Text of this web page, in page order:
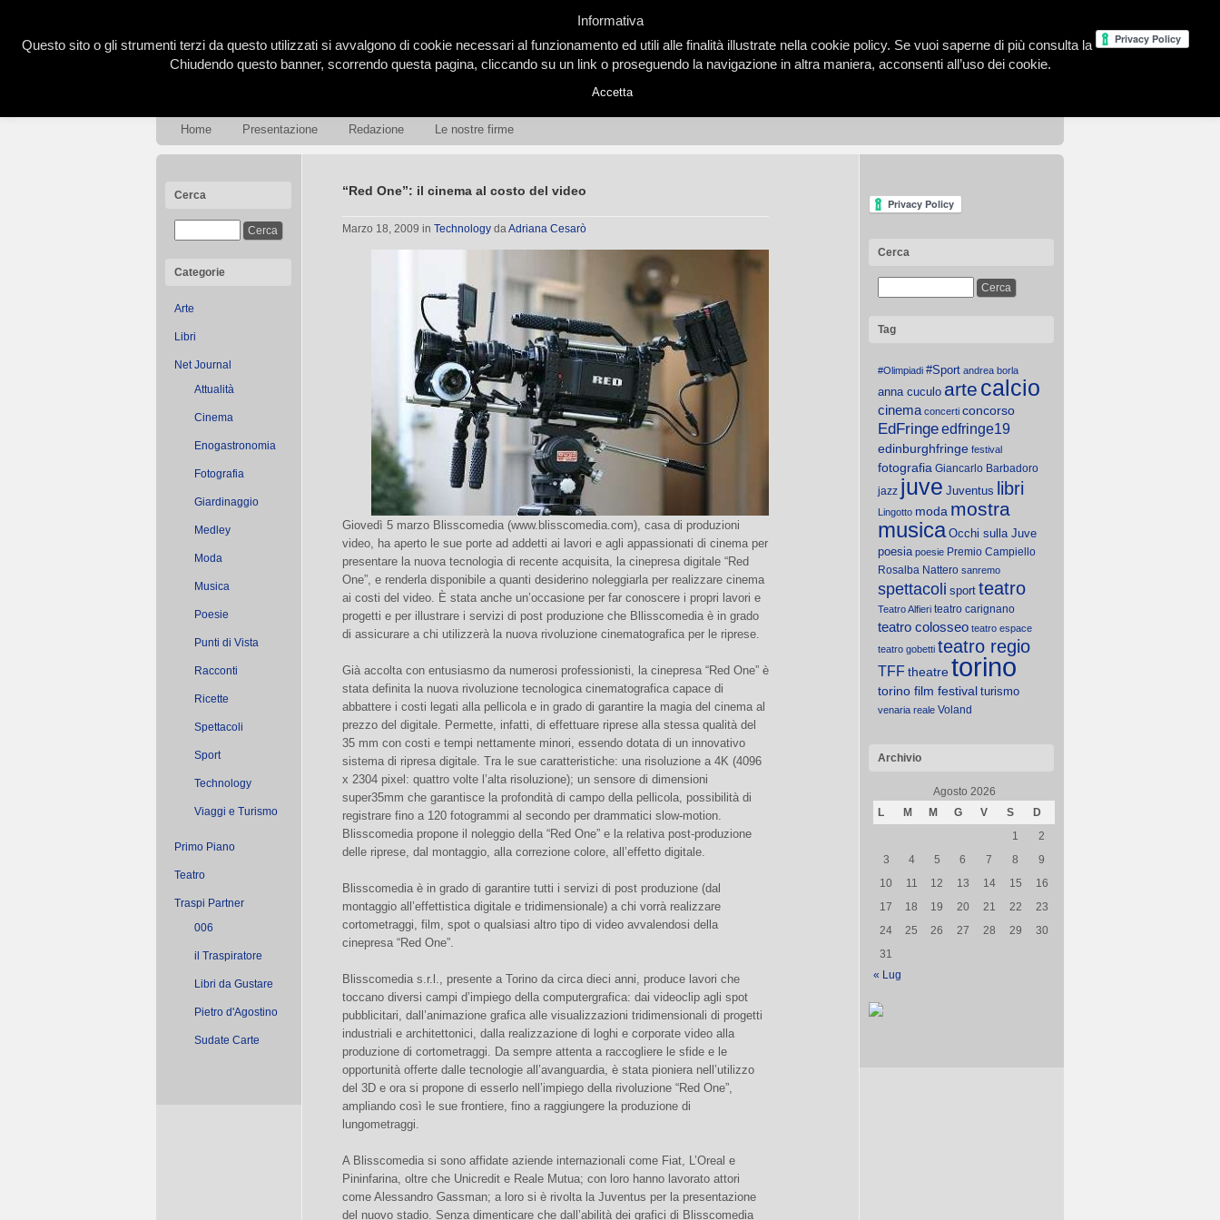
Home Presentazione Redazione Le nostre firme
Cerca
Categorie
Arte
Libri
Net Journal
Attualità
Cinema
Enogastronomia
Fotografia
Giardinaggio
Medley
Moda
Musica
Poesie
Punti di Vista
Racconti
Ricette
Spettacoli
Sport
Technology
Viaggi e Turismo
Primo Piano
Teatro
Traspi Partner
006
il Traspiratore
Libri da Gustare
Pietro d'Agostino
Sudate Carte
“Red One”: il cinema al costo del video
Marzo 18, 2009 in Technology daAdriana Cesarò
Giovedì 5 marzo Blisscomedia (www.blisscomedia.com), casa di produzioni
video, ha aperto le sue porte ad addetti ai lavori e agli appassionati di cinema per
presentare la nuova tecnologia di recente acquisita, la cinepresa digitale “Red
One”, e renderla disponibile a quanti desiderino noleggiarla per realizzare cinema
ai costi del video. È stata anche un’occasione per far conoscere i propri lavori e
progetti e per illustrare i servizi di post produzione che Bllisscomedia è in grado
di assicurare a chi utilizzerà la nuova rivoluzione cinematografica per le riprese.
Già accolta con entusiasmo da numerosi professionisti, la cinepresa “Red One” è
stata definita la nuova rivoluzione tecnologica cinematografica capace di
abbattere i costi legati alla pellicola e in grado di garantire la magia del cinema al
prezzo del digitale. Permette, infatti, di effettuare riprese alla stessa qualità del
35 mm con costi e tempi nettamente minori, essendo dotata di un innovativo
sistema di ripresa digitale. Tra le sue caratteristiche: una risoluzione a 4K (4096
x 2304 pixel: quattro volte l’alta risoluzione); un sensore di dimensioni
super35mm che garantisce la profondità di campo della pellicola, possibilità di
registrare fino a 120 fotogrammi al secondo per drammatici slow-motion.
Blisscomedia propone il noleggio della “Red One” e la relativa post-produzione
delle riprese, dal montaggio, alla correzione colore, all’effetto digitale.
Blisscomedia è in grado di garantire tutti i servizi di post produzione (dal
montaggio all’effettistica digitale e tridimensionale) a chi vorrà realizzare
cortometraggi, film, spot o qualsiasi altro tipo di video avvalendosi della
cinepresa “Red One”.
Blisscomedia s.r.l., presente a Torino da circa dieci anni, produce lavori che
toccano diversi campi d’impiego della computergrafica: dai videoclip agli spot
pubblicitari, dall’animazione grafica alle visualizzazioni tridimensionali di progetti
industriali e architettonici, dalla realizzazione di loghi e corporate video alla
produzione di cortometraggi. Da sempre attenta a raccogliere le sfide e le
opportunità offerte dalle tecnologie all’avanguardia, è stata pioniera nell’utilizzo
del 3D e ora si propone di esserlo nell’impiego della rivoluzione “Red One”,
ampliando così le sue frontiere, fino a raggiungere la produzione di
lungometraggi.
A Blisscomedia si sono affidate aziende internazionali come Fiat, L’Oreal e
Pininfarina, oltre che Unicredit e Reale Mutua; con loro hanno lavorato attori
come Alessandro Gassman; a loro si è rivolta la Juventus per la presentazione
del nuovo stadio. Senza dimenticare che dall’abilità dei grafici di Blisscomedia
Cerca
Tag
#Olimpiadi #Sport andrea borla
anna cuculo arte calcio
cinema concerti concorso
EdFringeedfringe19
edinburghfringe festival
fotografia Giancarlo Barbadoro
jazz juve Juventus libri
Lingotto moda mostra
musica Occhi sulla Juve
poesia poesie Premio Campiello
Rosalba Nattero sanremo
spettacoli sport teatro
Teatro Alfieri teatro carignano
teatro colosseo teatro espace
teatro gobetti teatro regio
TFFtheatretorino
torino film festival turismo
venaria reale Voland
Archivio
Agosto 2026
L
M M G V S
D
1
2
3
4 5 6 7 8
9
10
11 12 13 14 15
16
17
18 19 20 21 22
23
24
25 26 27 28 29
30
31
« Lug
Informativa
Questo sito o gli strumenti terzi da questo utilizzati si avvalgono di cookie necessari al funzionamento ed utili alle finalità illustrate nella cookie policy. Se vuoi saperne di più consulta la
Chiudendo questo banner, scorrendo questa pagina, cliccando su un link o proseguendo la navigazione in altra maniera, acconsenti all’uso dei cookie.
Accetta